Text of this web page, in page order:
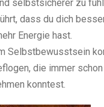
selbstsicherer zu
dass du dich
Energie hast.
Selbstbewusstsein
die immer schon
konntest.